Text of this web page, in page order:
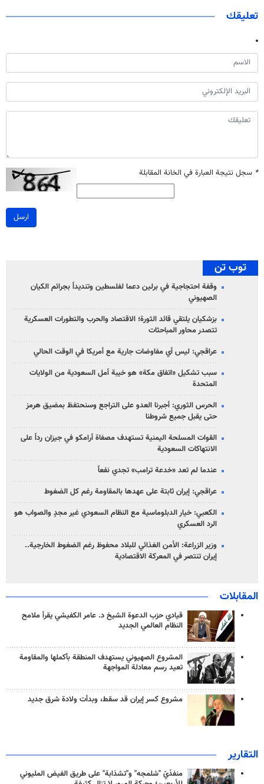
تعليقك
* سجل نتيجة العبارة في الخانة المقابلة
ارسل
توب تن
وقفة احتجاجية في برلين دعما لفلسطين وتنديداً بجرائم الكيان
الصهیوني
بزشكيان يلتقي قائد الثورة؛ الاقتصاد والحرب والتطورات العسكرية
تتصدر محاور المباحثات
عراقجي: ليس أي مفاوضات جارية مع أمريكا في الوقت الحالي
سبب تشكيل «اتفاق مكة» هو خيبة أمل السعودية من الولايات
المتحدة
الحرس الثوري: أجبرنا العدو على التراجع وسنحتفظ بمضيق هرمز
حتى يقبل جميع شروطنا
القوات المسلحة اليمنية تستهدف مصفاة أرامكو في جيزان رداً على
الانتهاكات السعودية
عندما لم تعد «خدعة ترامب» تجدي نفعاً
عراقجي: إيران ثابتة على عهدها بالمقاومة رغم كل الضغوط
الكعبي: خيار الدبلوماسية مع النظام السعودي غير مجدٍ والصواب هو
الرد العسكري
وزير الزراعة: الأمن الغذائي للبلاد محفوظ رغم الضغوط الخارجية..
إيران تنتصر في المعركة الاقتصادية
المقابلات
قيادي حزب الدعوة الشيخ د. عامر الكفيشي يقرأ ملامح
النظام العالمي الجديد
المشروع الصهيوني يستهدف المنطقة بأكملها والمقاومة
تعيد رسم معادلة المواجهة
مشروع كسر إيران قد سقط، وبدأت ولادة شرق جديد
التقارير
منفذَيّ "شلمجه" و"تشذابة" على طريق الفيض المليوني